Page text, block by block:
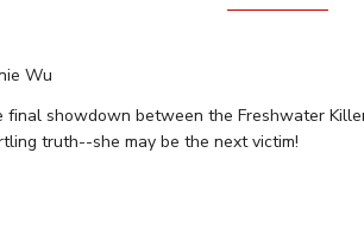
Wu
final showdown between the Freshwater
truth--she may be the next victim!